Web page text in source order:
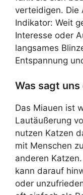
verteidigen. Die
Indikator: Weit
Interesse oder
langsames
Entspannung
Was sagt
Das Miauen ist
Lautäußerung
nutzen Katzen
mit Menschen
anderen
kann darauf
oder